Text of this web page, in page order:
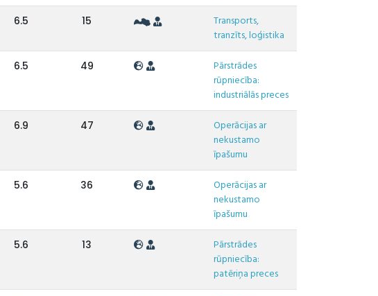
6.5 15
Transports,
tranzīts, loģistika
6.5 49
Pārstrādes
rūpniecība:
industriālās preces
6.9 47
Operācijas ar
nekustamo
īpašumu
5.6 36
Operācijas ar
nekustamo
īpašumu
5.6 13
Pārstrādes
rūpniecība:
patēriņa preces